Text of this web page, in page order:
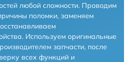
любой сложности. Проводим
поломки, заменяем
Используем оригинальные
запчасти, после
всех функций и